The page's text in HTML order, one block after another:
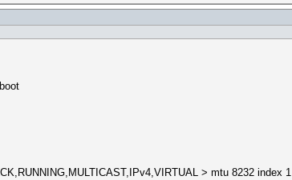
> mtu 8232 index 1